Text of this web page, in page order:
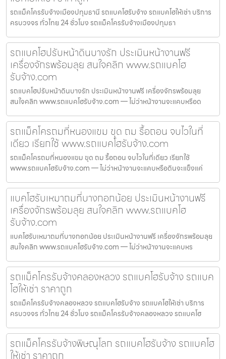
รถแม็คโครรับจ้างเมืองปทุมธานี รถแบคโฮรับจ้าง รถแบคโฮให้เช่า บริการ
ครบวงจร ทั่วไทย 24 ชั่วโมง รถแม็คโครรับจ้างเมืองปทุมธา
รถแบคโฮปรับหน้าดินบางรัก ประเมินหน้างานฟรี
เครื่องจักรพร้อมลุย สนใจคลิก www.รถแบคโฮ
รับจ้าง.com
รถแบคโฮปรับหน้าดินบางรัก ประเมินหน้างานฟรี เครื่องจักรพร้อมลุย
สนใจคลิก www.รถแบคโฮรับจ้าง.com — ไม่ว่าหน้างานจะแคบหรือด
รถแม็คโครถมที่หนองแขม ขุด ถม รื้อถอน จบไวในที่
เดียว เรียกใช้ www.รถแบคโฮรับจ้าง.com
รถแม็คโครถมที่หนองแขม ขุด ถม รื้อถอน จบไวในที่เดียว เรียกใช้
www.รถแบคโฮรับจ้าง.com — ไม่ว่าหน้างานจะแคบหรือดินจะแข็งแค่
แบคโฮรับเหมาถมที่บางกอกน้อย ประเมินหน้างานฟรี
เครื่องจักรพร้อมลุย สนใจคลิก www.รถแบคโฮ
รับจ้าง.com
แบคโฮรับเหมาถมที่บางกอกน้อย ประเมินหน้างานฟรี เครื่องจักรพร้อมลุย
สนใจคลิก www.รถแบคโฮรับจ้าง.com — ไม่ว่าหน้างานจะแคบหร
รถแม็คโครรับจ้างคลองหลวง รถแบคโฮรับจ้าง รถแบค
โฮให้เช่า ราคาถูก
รถแม็คโครรับจ้างคลองหลวง รถแบคโฮรับจ้าง รถแบคโฮให้เช่า บริการ
ครบวงจร ทั่วไทย 24 ชั่วโมง รถแม็คโครรับจ้างคลองหลวง รถแบคโฮ
รถแม็คโครรับจ้างพิษณุโลก รถแบคโฮรับจ้าง รถแบคโฮ
ให้เช่า ราคาถูก